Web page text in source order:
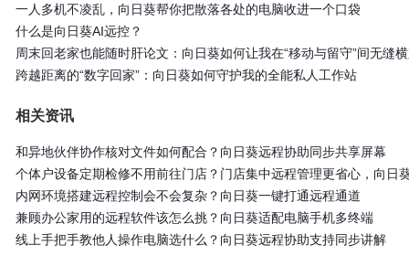
一人多机不凌乱，向日葵帮你把散落各处的电脑收进一个口袋
什么是向日葵AI远控？
周末回老家也能随时肝论文：向日葵如何让我在“移动与留守”间无缝
跨越距离的“数字回家”：向日葵如何守护我的全能私人工作站
相关资讯
和异地伙伴协作核对文件如何配合？向日葵远程协助同步共享屏幕
个体户设备定期检修不用前往门店？门店集中远程管理更省心，向日
内网环境搭建远程控制会不会复杂？向日葵一键打通远程通道
兼顾办公家用的远程软件该怎么挑？向日葵适配电脑手机多终端
线上手把手教他人操作电脑选什么？向日葵远程协助支持同步讲解